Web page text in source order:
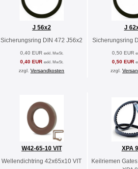
J 56x2
Sicherungsring DIN 472 J56x2
0,40 EUR exkl. MwSt.
0,40 EUR exkl. MwSt.
zzgl. Versandkosten
J
Sicherungsring
0,50 EUR
0,50 EUR
zzgl.
W42-65-10 VIT
Wellendichtring 42x65x10 VIT
XPA
Keilriemen